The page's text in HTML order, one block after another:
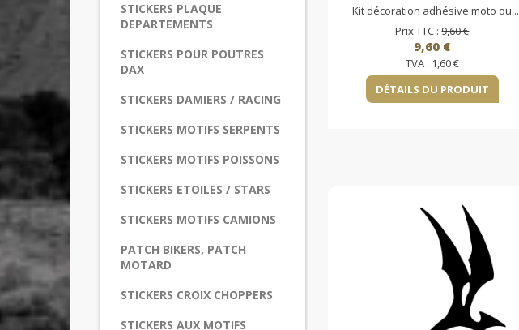
STICKERS PLAQUE
DEPARTEMENTS
STICKERS POUR POUTRES
DAX
STICKERS DAMIERS / RACING
STICKERS MOTIFS SERPENTS
STICKERS MOTIFS POISSONS
STICKERS ETOILES / STARS
STICKERS MOTIFS CAMIONS
PATCH BIKERS, PATCH
MOTARD
STICKERS CROIX CHOPPERS
STICKERS AUX MOTIFS
Kit décoration adhésive moto ou...
Prix TTC :9,60 €
9,60 €
TVA : 1,60 €
DÉTAILS DU PRODUIT